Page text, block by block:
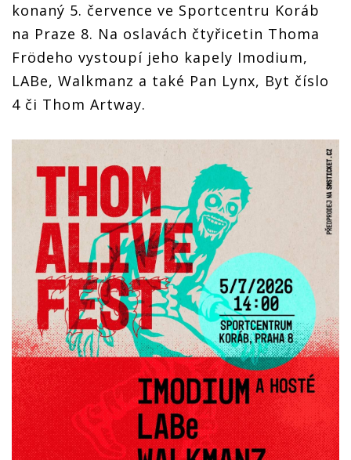
konaný 5. července ve Sportcentru Koráb
na Praze 8. Na oslavách čtyřicetin Thoma
Frödeho vystoupí jeho kapely Imodium,
LABe, Walkmanz a také Pan Lynx, Byt číslo
4 či Thom Artway.